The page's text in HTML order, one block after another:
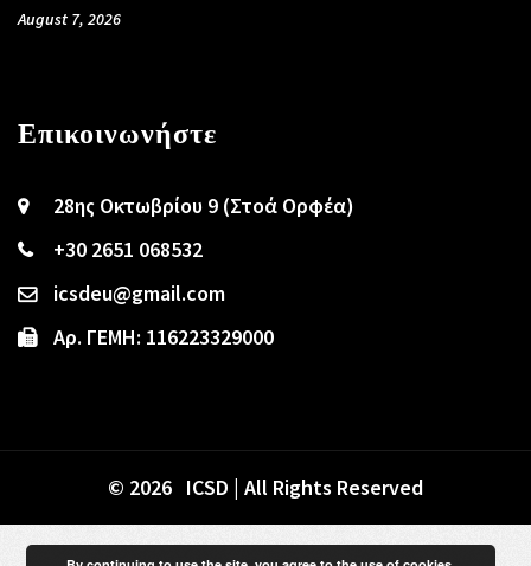
August 7, 2026
Επικοινωνήστε
28ης Οκτωβρίου 9 (Στοά Ορφέα)
+30 2651 068532
icsdeu@gmail.com
Αρ. ΓΕΜΗ: 116223329000
© 2026 ICSD | All Rights Reserved